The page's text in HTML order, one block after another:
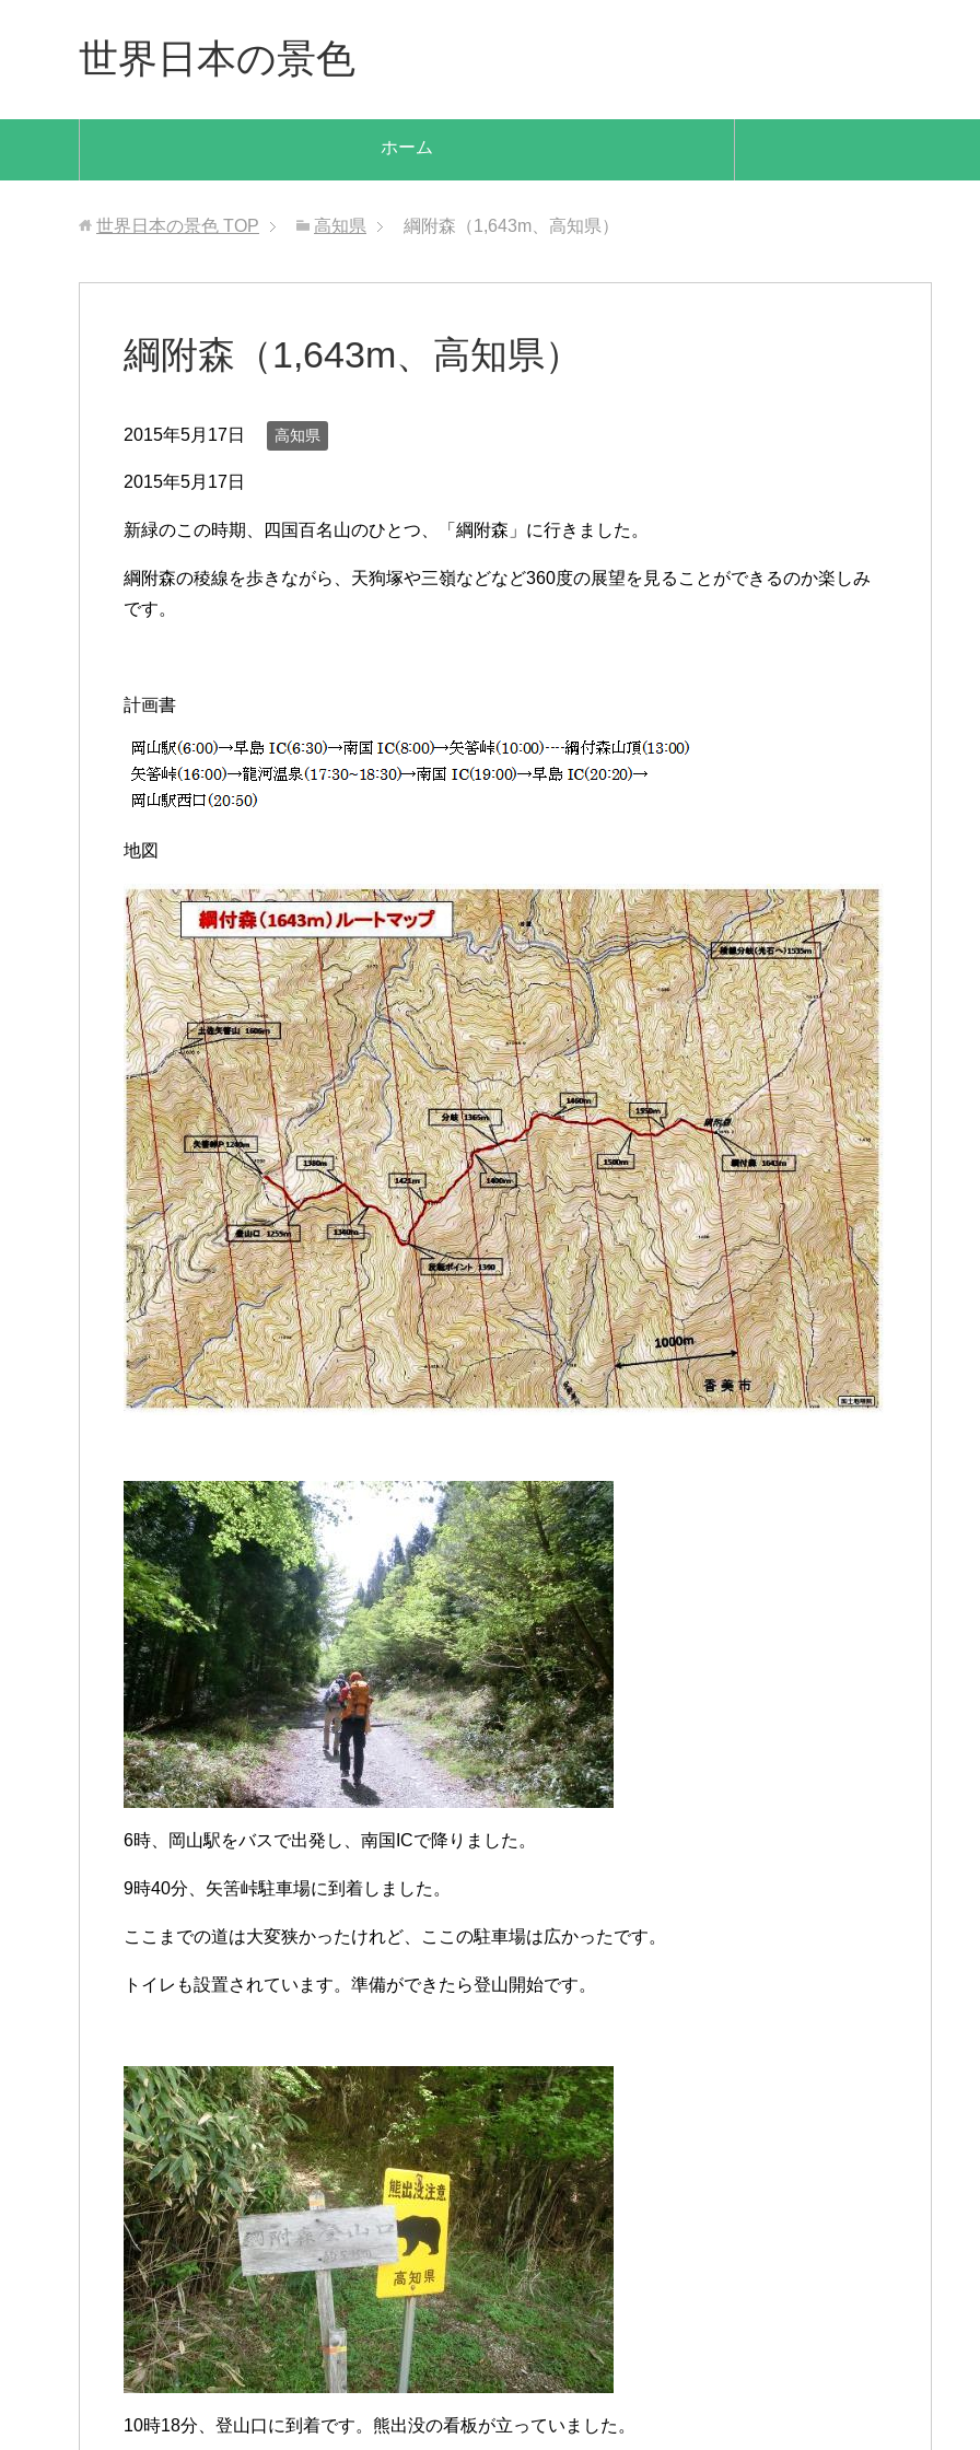
世界日本の景色
ホーム
世界日本の景色 TOP 高知県 綱附森（1,643m、高知県）
綱附森（1,643m、高知県）
2015年5月17日 高知県
2015年5月17日
新緑のこの時期、四国百名山のひとつ、「綱附森」に行きました。
綱附森の稜線を歩きながら、天狗塚や三嶺などなど360度の展望を見ることができるのか楽しみ
です。
計画書
地図
6時、岡山駅をバスで出発し、南国ICで降りました。
9時40分、矢筈峠駐車場に到着しました。
ここまでの道は大変狭かったけれど、ここの駐車場は広かったです。
トイレも設置されています。準備ができたら登山開始です。
10時18分、登山口に到着です。熊出没の看板が立っていました。